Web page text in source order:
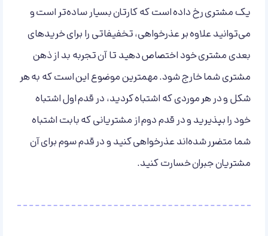
یک مشتری رخ داده است که کارتان بسیار ساده‌تر است و
می‌توانید علاوه بر عذرخواهی، تخفیفاتی را برای خریدهای
بعدی مشتری خود اختصاص دهید تا آن تجربه بد از ذهن
مشتری شما خارج شود. مهمترین موضوع این است که به هر
شکل و در هر موردی که اشتباه کردید، در قدم اول اشتباه
خود را بپذیرید و در قدم دوم از مشتریانی که بابت اشتباه
شما متضرر شده‌اند عذرخواهی کنید و در قدم سوم برای آن
مشتریان جبران خسارت کنید.